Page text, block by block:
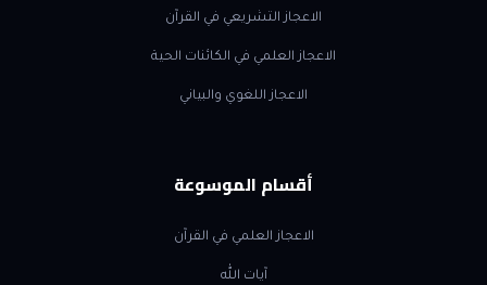
الاعجاز التشريعي في القرآن
الاعجاز العلمي في الكائنات الحية
الاعجاز اللغوي والبياني
أقسام الموسوعة
الاعجاز العلمي في القرآن
آيات الله